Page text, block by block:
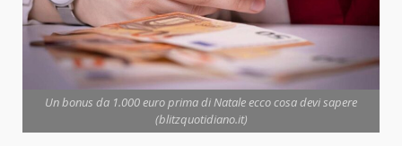
Un bonus da 1.000 euro prima di Natale ecco cosa devi sapere
(blitzquotidiano.it)